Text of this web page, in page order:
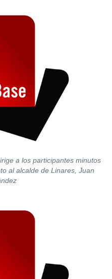
a los participantes minutos
al alcalde de Linares, Juan